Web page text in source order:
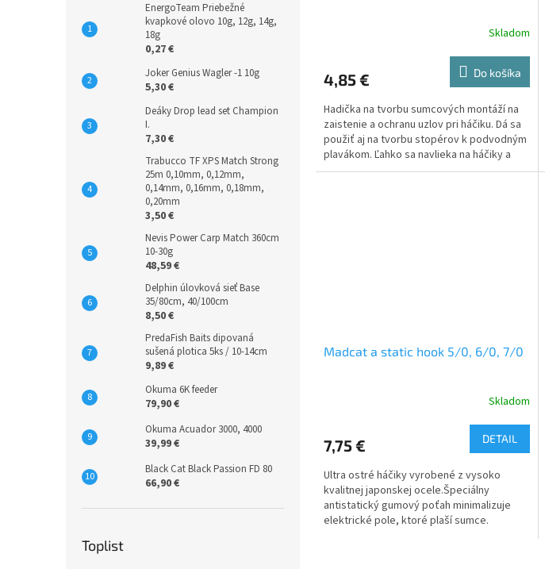
EnergoTeam Priebežné
kvapkové olovo 10g, 12g, 14g,
18g
0,27 €
Joker Genius Wagler -1 10g
5,30 €
Deáky Drop lead set Champion
I.
7,30 €
Trabucco TF XPS Match Strong
25m 0,10mm, 0,12mm,
0,14mm, 0,16mm, 0,18mm,
0,20mm
3,50 €
Nevis Power Carp Match 360cm
10-30g
48,59 €
Delphin úlovková sieť Base
35/80cm, 40/100cm
8,50 €
PredaFish Baits dipovaná
sušená plotica 5ks / 10-14cm
9,89 €
Okuma 6K feeder
79,90 €
Okuma Acuador 3000, 4000
39,99 €
Black Cat Black Passion FD 80
66,90 €
Toplist
Skladom
4,85 € Do košíka
Hadička na tvorbu sumcových montáží na
zaistenie a ochranu uzlov pri háčiku. Dá sa
použiť aj na tvorbu stopérov k podvodným
plavákom. Ľahko sa navlieka na háčiky a
obratlíky.
Madcat a static hook 5/0, 6/0, 7/0
Skladom
7,75 € DETAIL
Ultra ostré háčiky vyrobené z vysoko
kvalitnej japonskej ocele.​ Špeciálny
antistatický gumový poťah minimalizuje
elektrické pole, ktoré plaší sumce.